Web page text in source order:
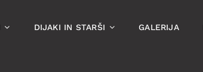
DIJAKI IN STARŠI GALERIJA